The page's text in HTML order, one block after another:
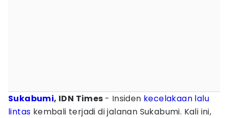
Sukabumi, IDN Times - Insiden kecelakaan lalu
lintas kembali terjadi di jalanan Sukabumi. Kali ini,